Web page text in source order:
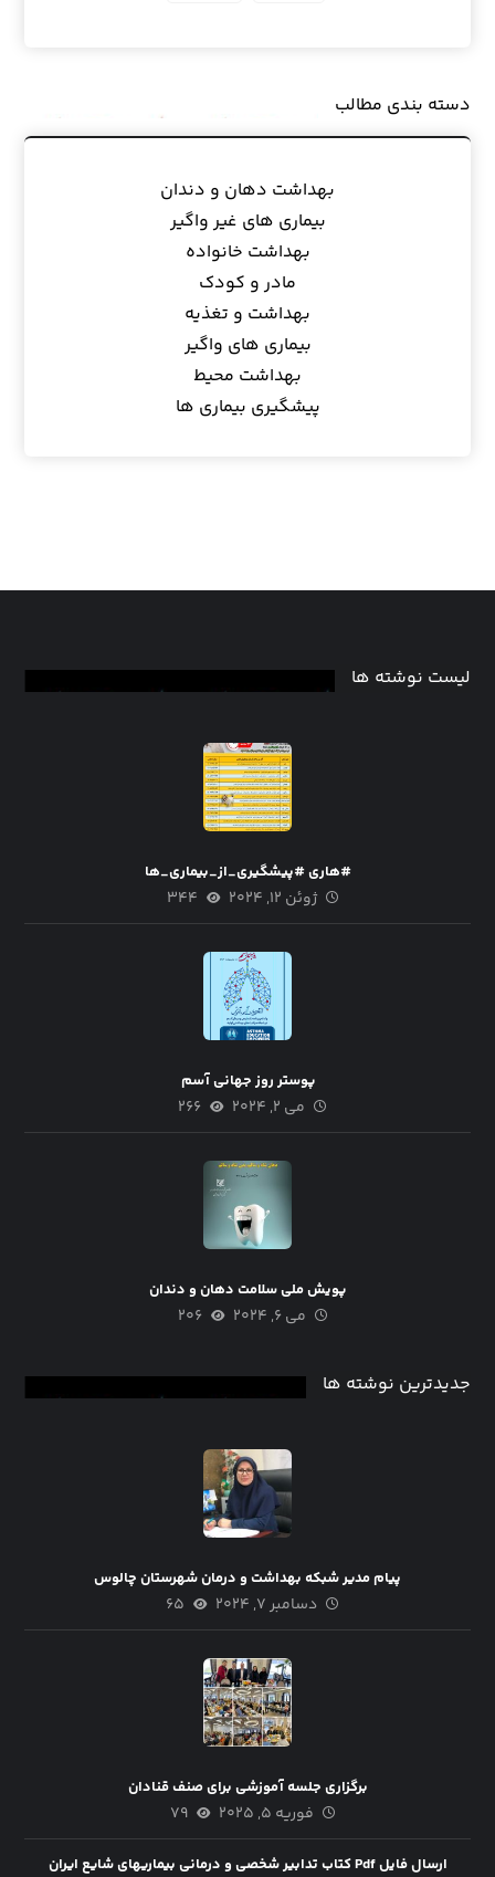
دسته بندی مطالب
بهداشت دهان و دندان
بیماری های غیر واگیر
بهداشت خانواده
مادر و کودک
بهداشت و تغذیه
بیماری های واگیر
بهداشت محیط
پیشگیری بیماری ها
لیست نوشته ها
#هاری #پیشگیری_از_بیماری_ها
ژوئن ۱۲, ۲۰۲۴ ۳۴۴
پوستر روز جهانی آسم
می ۲, ۲۰۲۴ ۲۶۶
پویش ملی سلامت دهان و دندان
می ۶, ۲۰۲۴ ۲۰۶
جدیدترین نوشته ها
پیام مدیر شبکه بهداشت و درمان شهرستان چالوس
دسامبر ۷, ۲۰۲۴ ۶۵
برگزاری جلسه آموزشی برای صنف قنادان
فوریه ۵, ۲۰۲۵ ۷۹
ارسال فایل Pdf کتاب تدابیر شخصی و درمانی بیماریهای شایع ایران